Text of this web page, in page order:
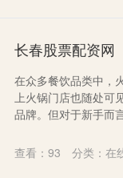
在众多餐饮品类中，
上火锅门店也随处可
品牌。但对于新手而
查看： 93 分类： 在